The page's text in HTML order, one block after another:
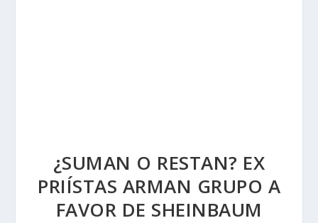
¿SUMAN O RESTAN? EX
PRIÍSTAS ARMAN GRUPO A
FAVOR DE SHEINBAUM